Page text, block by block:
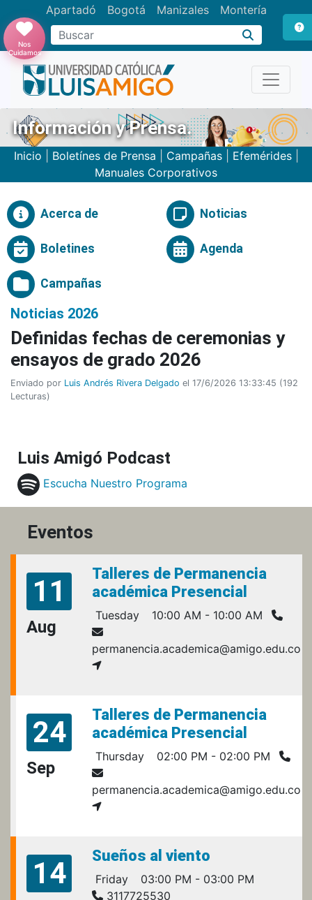
Apartadó Bogotá Manizales Montería
Buscar
Nos
Cuidamos
Información y Prensa.
Inicio Boletínes de Prensa Campañas| Efemérides|
Manuales Corporativos
Acerca de Noticias
Boletines Agenda
Campañas
Noticias 2026
Definidas fechas de ceremonias y
ensayos de grado 2026
Enviado por Luis Andrés Rivera Delgado el 17/6/2026 13:33:45 (192
Lecturas)
Luis Amigó Podcast
Escucha Nuestro Programa
Eventos
11
Aug
Talleres de Permanencia
académica Presencial
Tuesday 10:00 AM - 10:00 AM
permanencia.academica@amigo.edu.co
24
Sep
Talleres de Permanencia
académica Presencial
Thursday 02:00 PM - 02:00 PM
permanencia.academica@amigo.edu.co
14
Sueños al viento
Friday
03:00 PM - 03:00 PM
3117725530